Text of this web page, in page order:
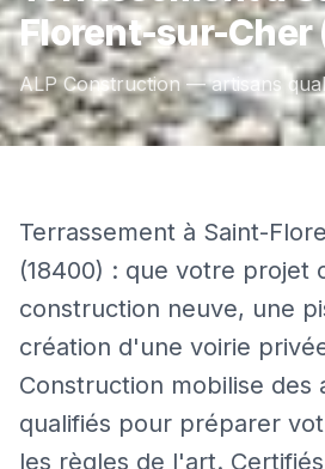
Florent-sur-Cher
ALP Construction — artisans
Terrassement à Saint-
(18400) : que votre projet
construction neuve, une
création d'une voirie
Construction mobilise des
qualifiés pour préparer
les règles de l'art.